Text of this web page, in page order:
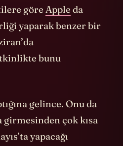
göre Apple da
yaparak benzer bir
bunu
gelince. Onu da
girmesinden çok kısa
yapacağı